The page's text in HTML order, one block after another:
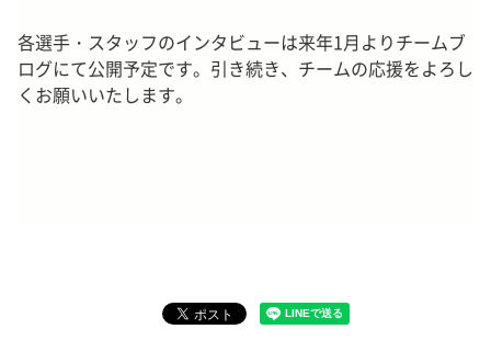
各選手・スタッフのインタビューは来年1月よりチームブ
ログにて公開予定です。引き続き、チームの応援をよろし
くお願いいたします。